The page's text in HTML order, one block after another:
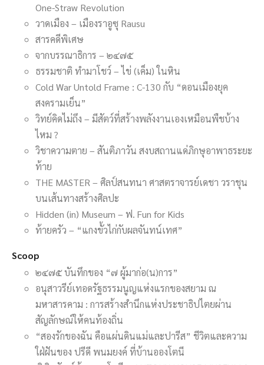
One-Straw Revolution
วาดเมือง – เมืองราอูซุ Rausu
สารคดีพิเศษ
จากบรรณาธิการ – ๒๔๗๕
ธรรมชาติ ทำมาโชว์ – ไข่ (เค็ม) ในหิน
Cold War Untold Frame : C-130 กับ “ดอนเมืองยุค
สงครามเย็น”
วิทย์คิดไม่ถึง – มีสัตว์ที่สร้างพลังงานเองเหมือนพืชบ้าง
ไหม ?
วิชาความตาย – สันติภาวัน สงบสถานแด่ภิกษุอาพาธระยะ
ท้าย
THE MASTER – ศิลป์สนทนา ศาสตราจารย์เดชา วราชุน
บนเส้นทางสร้างศิลปะ
Hidden (in) Museum – ฟ. Fun for Kids
ท้ายครัว – “แกงขั้วไก่กับผลจันทน์เทศ”
Scoop
๒๔๗๕ บันทึกของ “๗ ผู้มาก่อ(น)การ”
อนุสาวรีย์เทอดรัฐธรรมนูญแห่งแรกของสยาม ณ
มหาสารคาม : การสร้างสำนึกแห่งประชาธิปไตยผ่าน
สัญลักษณ์ให้คนท้องถิ่น
“สองรักของฉัน คือแผ่นดินแม่และปารีส” ชีวิตและความ
ใฝ่ฝันของ ปรีดี พนมยงค์ ที่บ้านอองโตนี